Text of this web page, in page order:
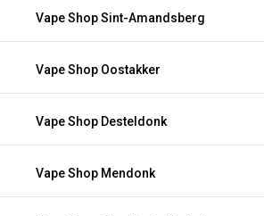
Vape Shop Sint-Amandsberg
Vape Shop Oostakker
Vape Shop Desteldonk
Vape Shop Mendonk